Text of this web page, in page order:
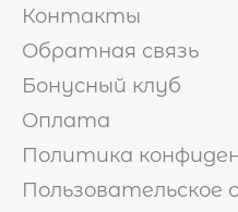
Контакты
Обратная связь
Бонусный клуб
Оплата
Политика
Пользовательское